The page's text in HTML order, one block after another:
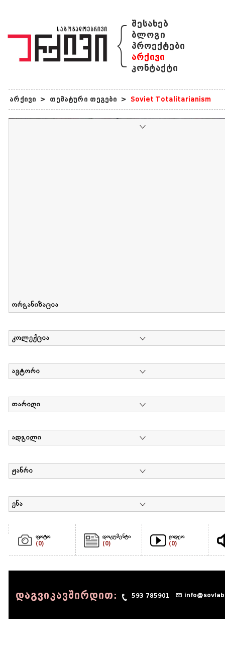
{ შესახებ
ბლოგი
პროექტები
არქივი
კონტაქტი
არქივი > თემატური თეგები > Soviet Totalitarianism
ორგანიზაცია
კოლექცია
ავტორი
თარიღი
ადგილი
ჟანრი
ენა
ფოტო
(0)
დოკუმენტი
(0)
ვიდეო
(0)
დაგვიკავშირდით: 593 785901